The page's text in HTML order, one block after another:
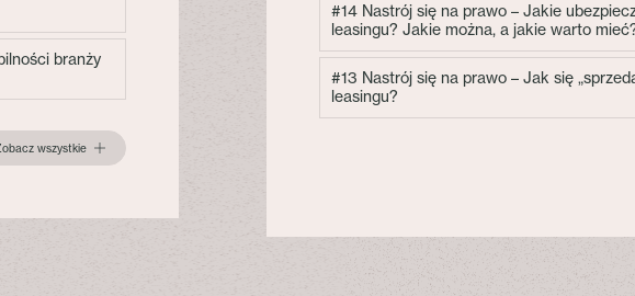
branży
wszystkie
#14 Nastrój się na prawo – Jakie
leasingu? Jakie można, a jakie warto
#13 Nastrój się na prawo – Jak się
leasingu?